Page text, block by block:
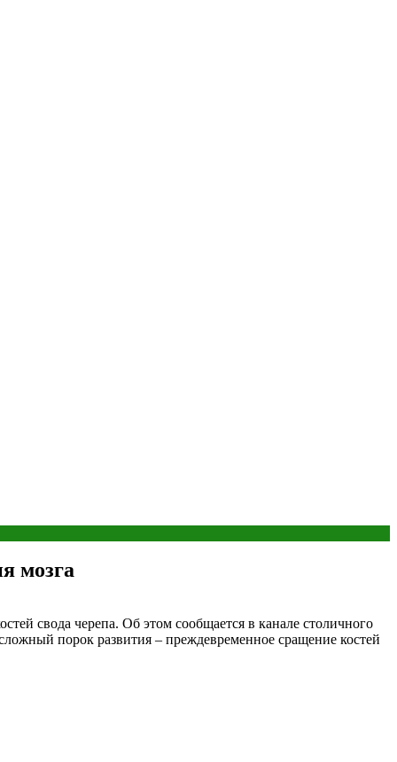
мозга
свода черепа. Об этом сообщается в канале столичного
порок развития – преждевременное сращение костей